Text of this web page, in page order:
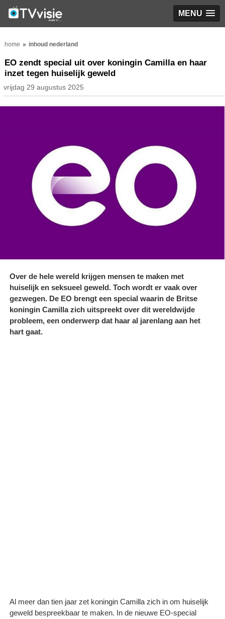
MENU
home inhoud nederland
EO zendt special uit over koningin Camilla en haar
inzet tegen huiselijk geweld
vrijdag 29 augustus 2025
Over de hele wereld krijgen mensen te maken met
huiselijk en seksueel geweld. Toch wordt er vaak over
gezwegen. De EO brengt een special waarin de Britse
koningin Camilla zich uitspreekt over dit wereldwijde
probleem, een onderwerp dat haar al jarenlang aan het
hart gaat.
Al meer dan tien jaar zet koningin Camilla zich in om huiselijk
geweld bespreekbaar te maken. In de nieuwe EO-special